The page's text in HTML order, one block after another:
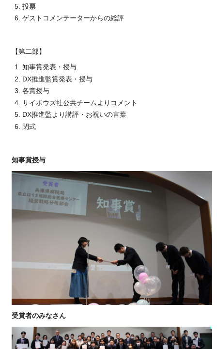
投票
ゲストコメンテーターからの総評
【第二部】
知事賞発表・授与
DX推進監賞発表・授与
各賞授与
サイボウズ社公共チームよりコメント
DX推進監より講評・お祝いの言葉
閉式
知事賞授与
受賞者のみなさん